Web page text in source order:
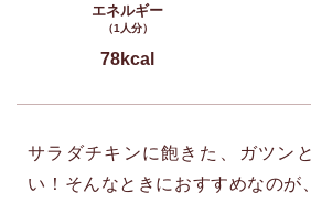
エネルギー
（1人分）
78kcal
サラダチキンに飽きた 、ガツン
い！ そんなときにおすすめなのが